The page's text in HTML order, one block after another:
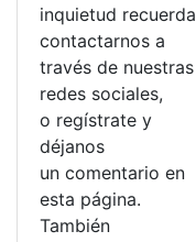
inquietud recuerda
contactarnos a
través de nuestras
redes sociales,
o regístrate y
déjanos
un comentario en
esta página.
También